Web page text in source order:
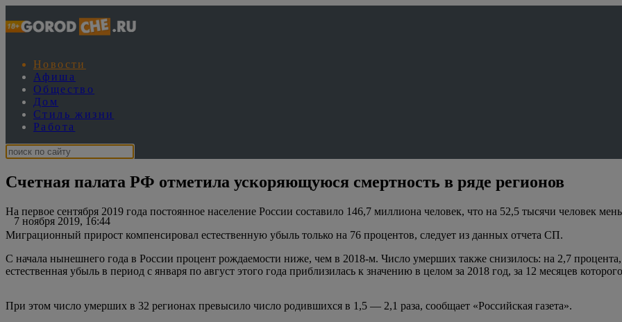
Новости
Афиша
Общество
Дом
Стиль жизни
Работа
Счетная палата РФ отметила ускоряющуюся смертность в ряде регионов
7 ноября 2019, 16:44
На первое сентября 2019 года постоянное население России составило 146,7 миллиона человек, что на 52,5 тысячи человек
Миграционный прирост компенсировал естественную убыль только на 76 процентов, следует из данных отчета СП.
С начала нынешнего года в России процент рождаемости ниже, чем в 2018-м. Число умерших также снизилось: на 2,7
естественная убыль в период с января по август этого года приблизилась к значению в целом за 2018 год, за 12 месяцев
При этом число умерших в 32 регионах превысило число родившихся в 1,5 — 2,1 раза, сообщает «Российская газета».